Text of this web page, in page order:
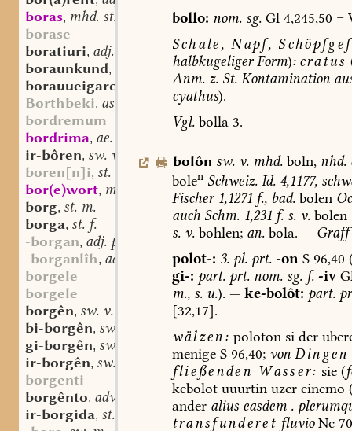
boras, mhd. st. (m. n.?)
borase
boratiuri, adj.
boraunkund,
borauueigaro
Borthbeki, as.
bordremum
bordrima, ae. sw. m.
ir-bôren, sw. v.
boren[n]i, st. n.
bor(e)wort, mnd. st. f.
borg, st. m.
borga, st. f.
-borgan, adj. part. prt.
-borganlîh, adj.
borgele
borgele
borgên, sw. v.
bi-borgên, sw. v.
gi-borgên, sw. v.
ir-borgên, sw. v.
borgenti
borgênto, adv. part. prs.
ir-borgida, st. f.
bollo: nom.sg.Gl4,245,50 =
Schale, Napf,
halbkugeligerForm): cratus
Anm.z.St. Kontamination
cyathus).
Vgl.bolla3.
bolôn sw. v. mhd. boln, nhd.
bolen Schweiz.Id.4,1177,
Fischer1,1271f., bad.bolen
auchSchm.1,231f.s.v. bolen
s.v.bohlen; an.bola. — Graff
polot-: 3.pl.prt. -onS96,40
gi-: part.prt.nom.sg.f. -iv
m., s.u.). — ke-bolôt: part.
[32,17].
wälzen: poloton si der
menige S96,40; von Dingen
fließenden Wasser: sie (
kebolotuuurtinuzereinemo
ander aliuseasdem.
transfunderet fluvioNc